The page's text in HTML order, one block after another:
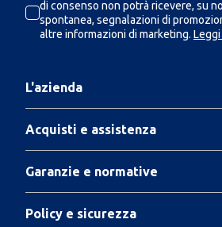
di consenso non potrà ricevere, su
spontanea, segnalazioni di
altre informazioni di marketing.
L'azienda
Acquisti e assistenza
Garanzie e normative
Policy e sicurezza